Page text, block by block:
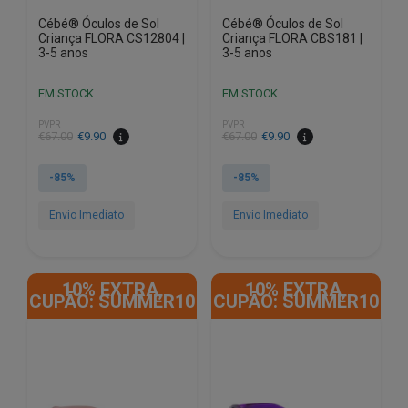
Cébé® Óculos de Sol
Criança FLORA CS12804 |
3-5 anos
EM STOCK
PVPR
€67.00
O
original
€67.00.
€9.90
O
atual
€9.90.
-85%
Envio Imediato
Cébé® Óculos de Sol
Criança FLORA CBS181 |
3-5 anos
EM STOCK
PVPR
€67.00
O
original
€67.00.
€9.90
O
atual
€9.90.
-85%
Envio Imediato
10% EXTRA,
CUPÃO: SUMMER10
10% EXTRA,
CUPÃO: SUMMER10